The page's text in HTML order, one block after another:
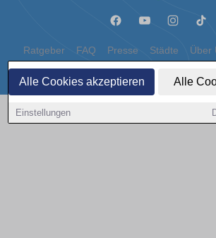
Alle Cookies akzeptieren Alle
Einstellungen
Ratgeber FAQ Presse Städte Über
Datenschutz Cookies
Copyright © 2000 - 2026 | 1A Infosysteme GmbH |